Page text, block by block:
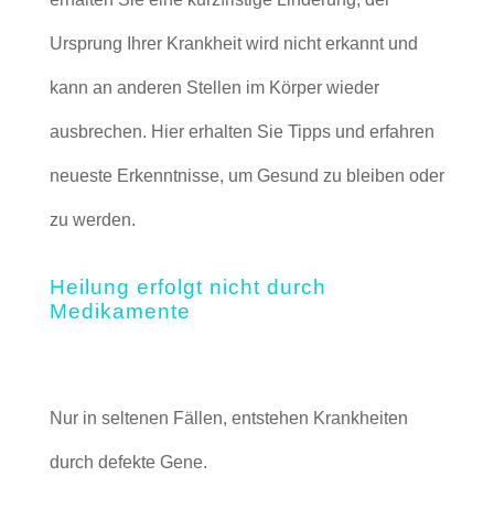
Ursprung Ihrer Krankheit wird nicht erkannt und
kann an anderen Stellen im Körper wieder
ausbrechen. Hier erhalten Sie Tipps und erfahren
neueste Erkenntnisse, um Gesund zu bleiben oder
zu werden.
Heilung erfolgt nicht durch
Medikamente
Nur in seltenen Fällen, entstehen Krankheiten
durch defekte Gene.